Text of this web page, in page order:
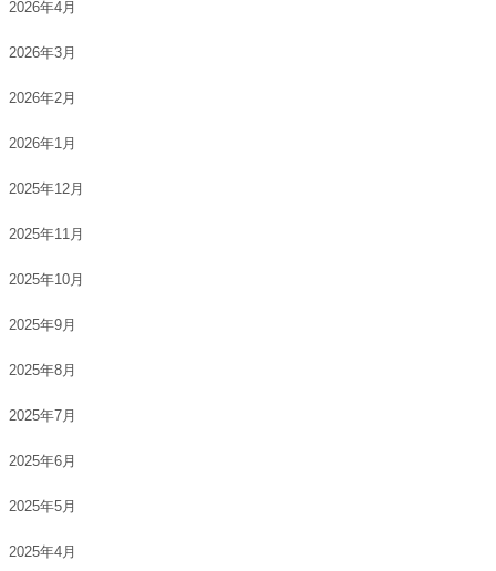
2026年4月
2026年3月
2026年2月
2026年1月
2025年12月
2025年11月
2025年10月
2025年9月
2025年8月
2025年7月
2025年6月
2025年5月
2025年4月